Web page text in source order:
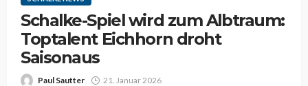
Schalke-Spiel wird zum Albtraum:
Toptalent Eichhorn droht
Saisonaus
Paul Sautter 21. Januar 2026